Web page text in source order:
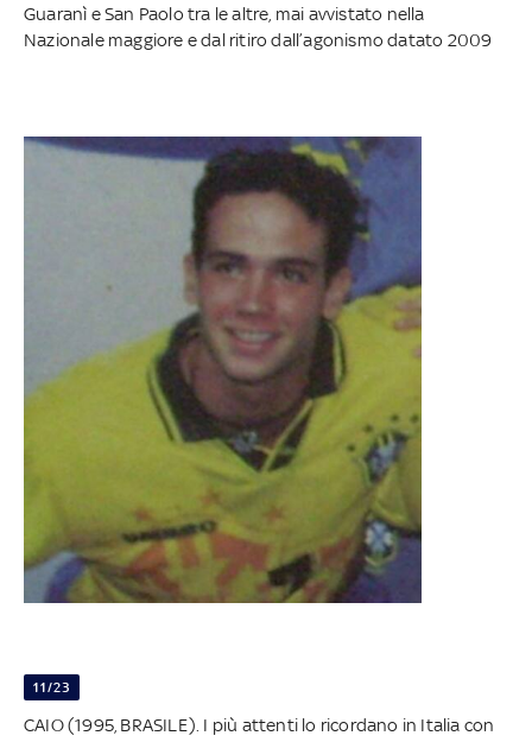
Guaranì e San Paolo tra le altre, mai avvistato nella
Nazionale maggiore e dal ritiro dall’agonismo datato 2009
11/23
CAIO (1995, BRASILE). I più attenti lo ricordano in Italia con